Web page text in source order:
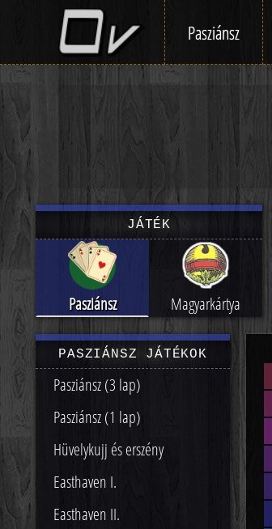
Pasziánsz
JÁTÉK
Pasziánsz Magyarkártya
PASZIÁNSZ JÁTÉKOK
Pasziánsz (3 lap)
Pasziánsz (1 lap)
Hüvelykujj és erszény
Easthaven I.
Easthaven II.